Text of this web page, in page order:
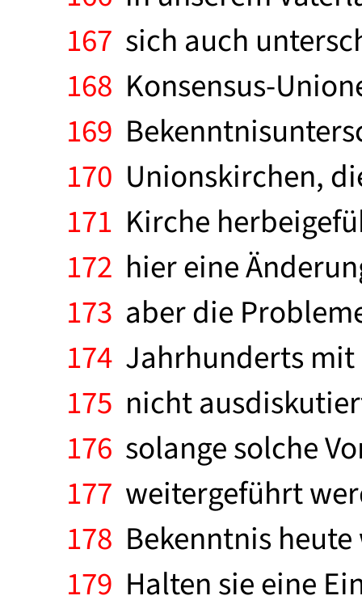
167 sich auch
168 Konsensus-
169
170 Unionskirchen,
171 Kirche
172 hier eine
173 aber die
174 Jahrhunderts mit
175 nicht
176 solange solche
177 weitergeführt
178 Bekenntnis
179 Halten sie eine